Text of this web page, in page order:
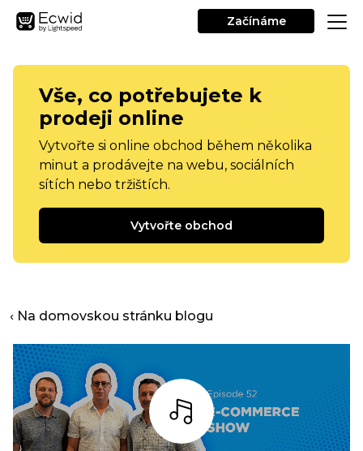
Začínáme
Vše, co potřebujete k
prodeji online
Vytvořte si online obchod během několika
minut a prodávejte na webu, sociálních
sítích nebo tržištích.
Vytvořte obchod
‹ Na domovskou stránku blogu